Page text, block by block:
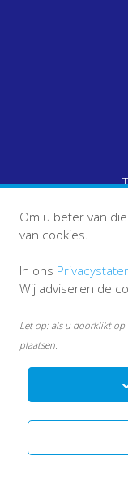
Privacystatement
Om u beter van
van cookies.
In ons
Wij adviseren de
Let op: als u doorklikt op
plaatsen.